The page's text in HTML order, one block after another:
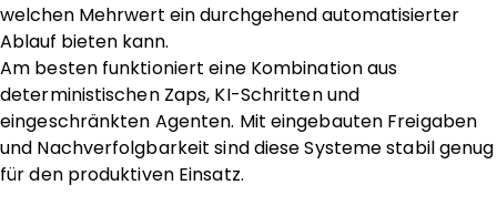
welchen Mehrwert ein durchgehend automatisierter
Ablauf bieten kann.
Am besten funktioniert eine Kombination aus
deterministischen Zaps, KI-Schritten und
eingeschränkten Agenten. Mit eingebauten Freigaben
und Nachverfolgbarkeit sind diese Systeme stabil genug
für den produktiven Einsatz.